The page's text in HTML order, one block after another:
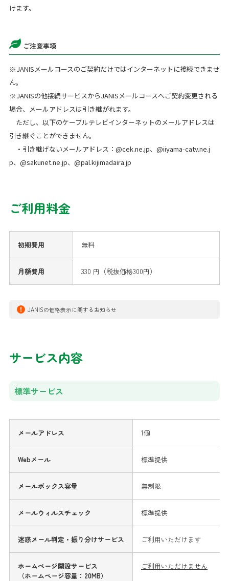
けます。
ご注意事項
※JANISメールコースのご契約だけではインターネットに接続できませ
ん。
※JANISの他接続サービスからJANISメールコースへご契約変更される
場合、メールアドレスは引き継がれます。
ただし、以下のケーブルテレビインターネットのメールアドレスは
引き継ぐことができません。
・引き継げないメールアドレス：@cek.ne.jp、@iiyama-catv.ne.j
p、@sakunet.ne.jp、@pal.kijimadaira.jp
ご利用料金
初期費用 無料
月額費用 330 円（税抜価格300円）
JANISの価格表示に関するお知らせ
サービス内容
標準サービス
メールアドレス 1個
Webメール 標準提供
メールボックス容量 無制限
メールウィルスチェック 標準提供
迷惑メール判定・振り分けサービス ご利用いただけます
ホームページ開設サービス
（ホームページ容量：20MB）
ご利用いただけません